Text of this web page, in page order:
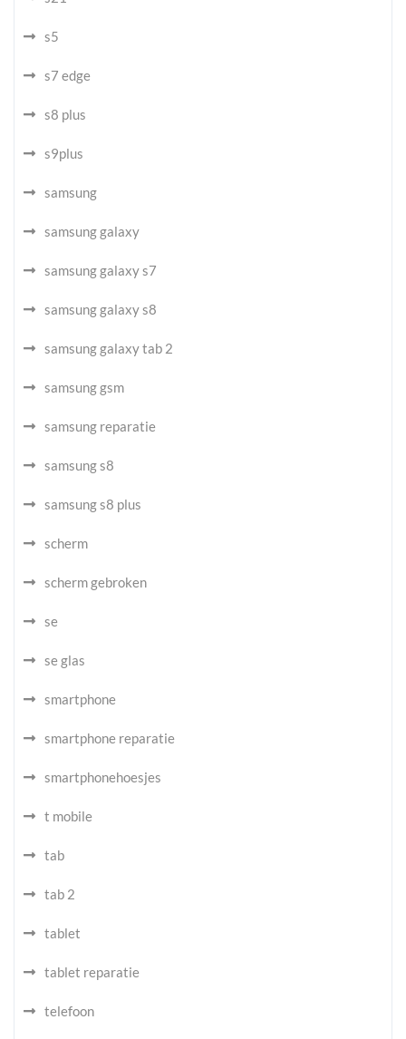
s5
s7 edge
s8 plus
s9plus
samsung
samsung galaxy
samsung galaxy s7
samsung galaxy s8
samsung galaxy tab 2
samsung gsm
samsung reparatie
samsung s8
samsung s8 plus
scherm
scherm gebroken
se
se glas
smartphone
smartphone reparatie
smartphonehoesjes
t mobile
tab
tab 2
tablet
tablet reparatie
telefoon